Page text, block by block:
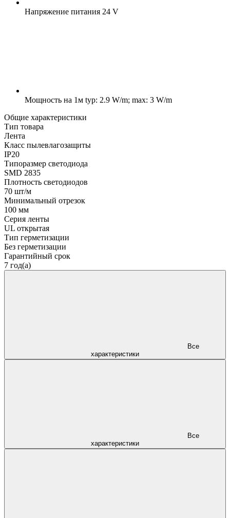
Напряжение питания 24 V
Мощность на 1м typ: 2.9 W/m; max: 3 W/m
Общие характеристики
Тип товара
Лента
Класс пылевлагозащиты
IP20
Типоразмер светодиода
SMD 2835
Плотность светодиодов
70 шт/м
Минимальный отрезок
100 мм
Серия ленты
UL открытая
Тип герметизации
Без герметизации
Гарантийный срок
7 год(а)
характеристики
характеристики